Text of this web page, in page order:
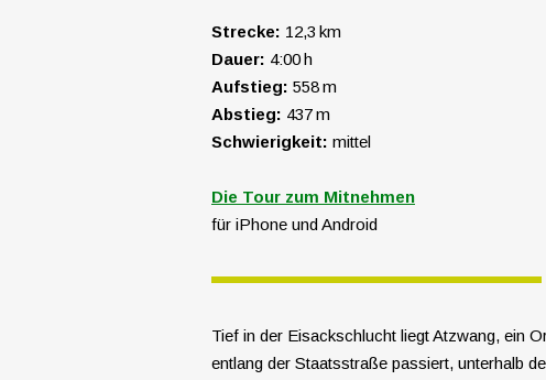
Strecke: 12,3 km
Dauer: 4:00 h
Aufstieg: 558 m
Abstieg: 437 m
Schwierigkeit: mittel
Die Tour zum Mitnehmen
für iPhone und Android
Tief in der Eisackschlucht liegt Atzwang, ein
entlang der Staatsstraße passiert, unterhalb